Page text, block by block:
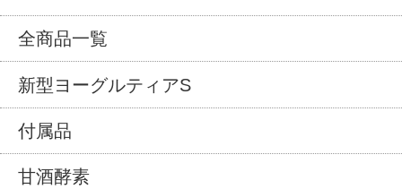
全商品一覧
新型ヨーグルティアS
付属品
甘酒酵素